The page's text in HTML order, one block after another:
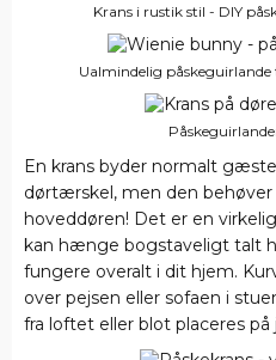
Krans i rustik stil - DIY
Ualmindelig
En krans byder normalt
dørtærskel, men den
hoveddøren! Det er en
kan hænge bogstaveligt talt
fungere overalt i dit hjem.
over pejsen eller sofaen i
fra loftet eller blot placeres på